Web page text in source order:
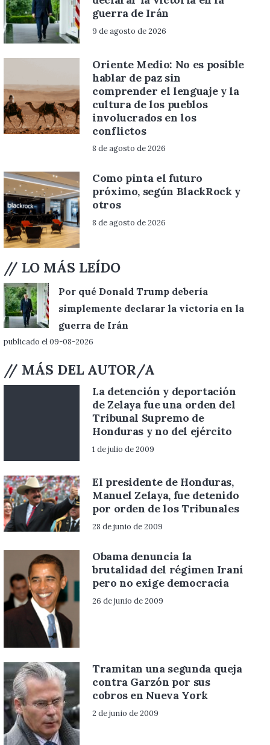
guerra de Irán
9 de agosto de 2026
Oriente Medio: No es posible
hablar de paz sin
comprender el lenguaje y la
cultura de los pueblos
involucrados en los
conflictos
8 de agosto de 2026
Como pinta el futuro
próximo, según BlackRock y
otros
8 de agosto de 2026
// LO MÁS LEÍDO
Por qué Donald Trump debería
simplemente declarar la victoria en la
guerra de Irán
publicado el 09-08-2026
// MÁS DEL AUTOR/A
La detención y deportación
de Zelaya fue una orden del
Tribunal Supremo de
Honduras y no del ejército
1 de julio de 2009
El presidente de Honduras,
Manuel Zelaya, fue detenido
por orden de los Tribunales
28 de junio de 2009
Obama denuncia la
brutalidad del régimen Iraní
pero no exige democracia
26 de junio de 2009
Tramitan una segunda queja
contra Garzón por sus
cobros en Nueva York
2 de junio de 2009